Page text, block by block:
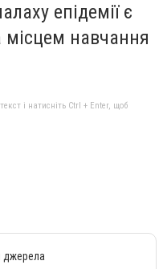
епідемії є
місцем навчання
і натисніть Ctrl + Enter, щоб
джерела